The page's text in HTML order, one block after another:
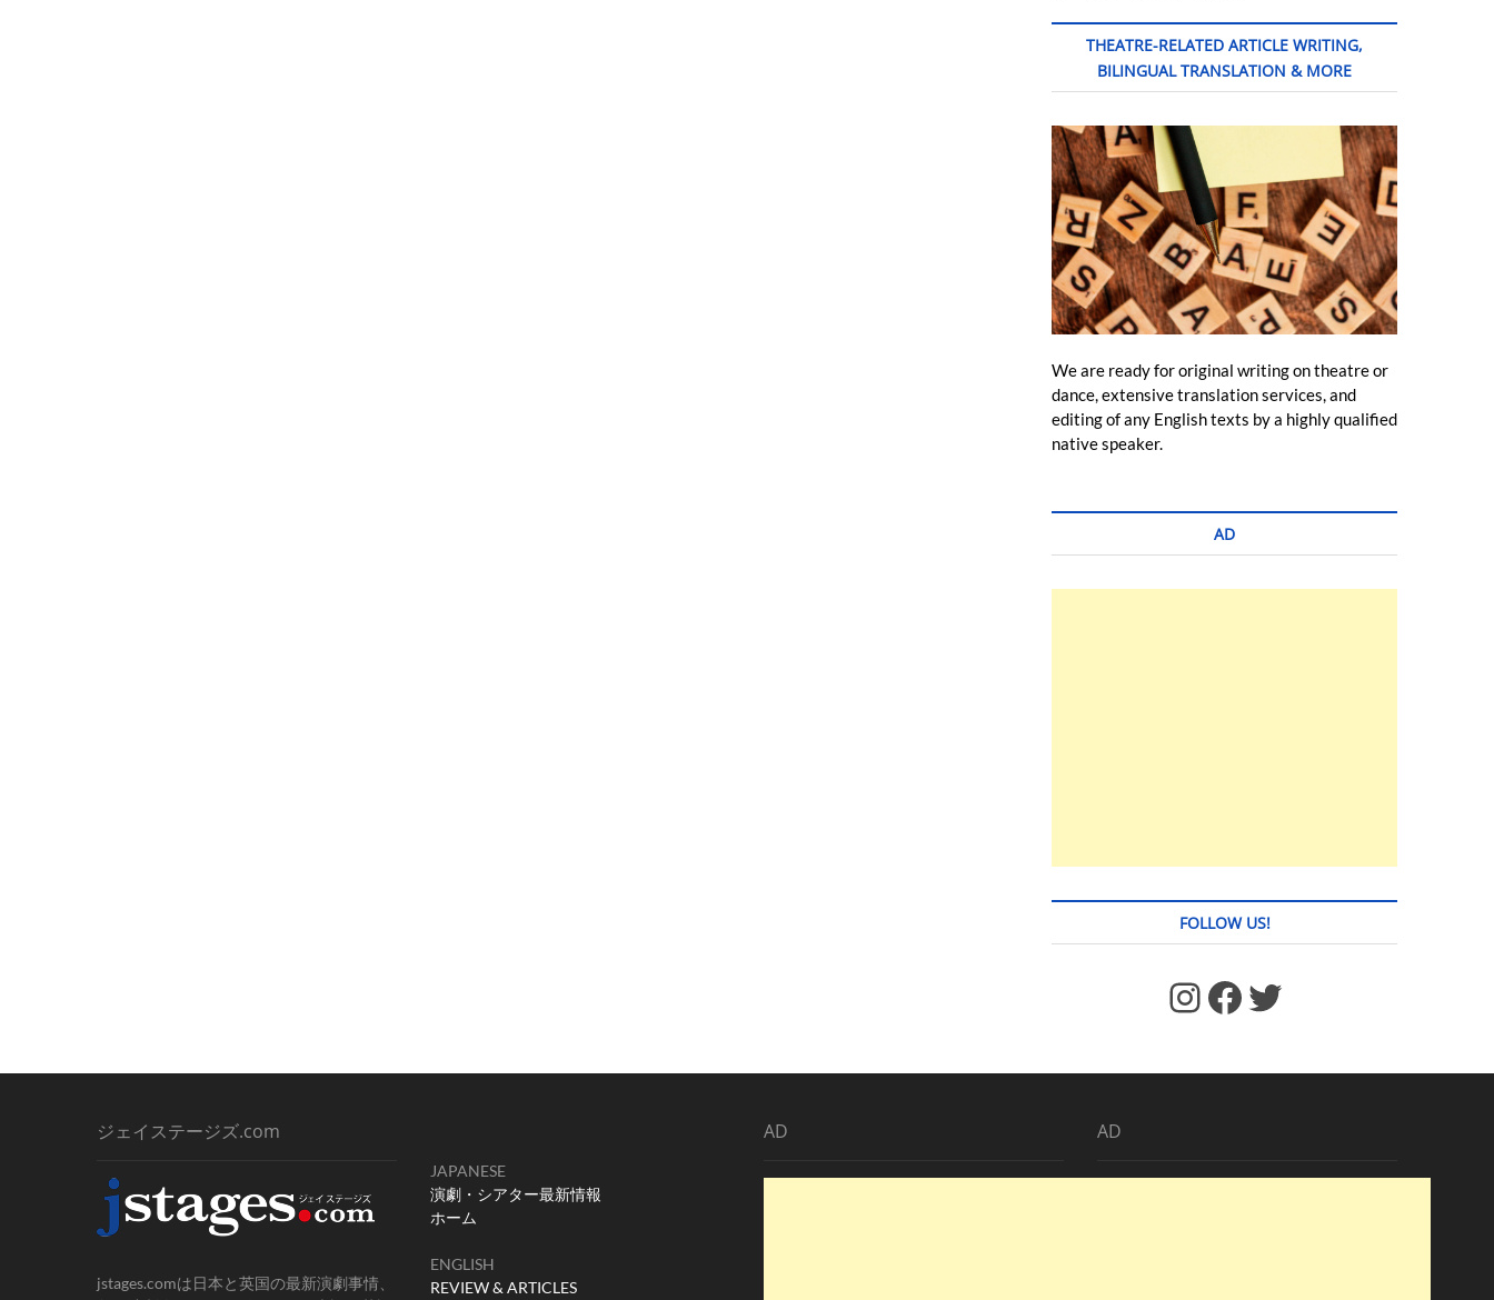
THEATRE-RELATED ARTICLE WRITING,
BILINGUAL TRANSLATION & MORE
We are ready for original writing on theatre or
dance, extensive translation services, and
editing of any English texts by a highly qualified
native speaker.
AD
FOLLOW US!
https://www.facebook.com/jstages/ Facebook Twitter
ジェイステージズ.com
jstages.comは日本と英国の最新演劇事情、
JAPANESE
演劇・シアター最新情報
ホーム
ENGLISH
REVIEW & ARTICLES
AD AD